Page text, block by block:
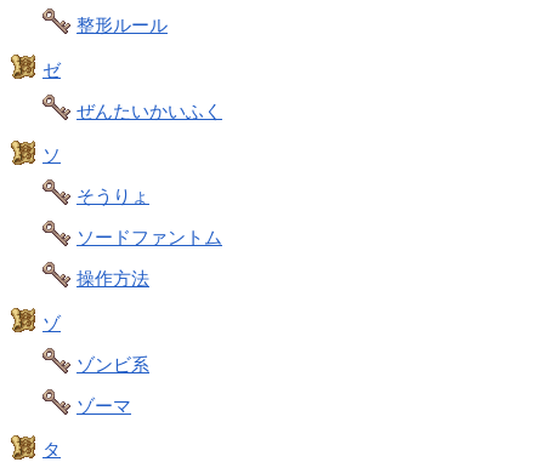
整形ルール
ゼ
ぜんたいかいふく
ソ
そうりょ
ソードファントム
操作方法
ゾ
ゾンビ系
ゾーマ
タ